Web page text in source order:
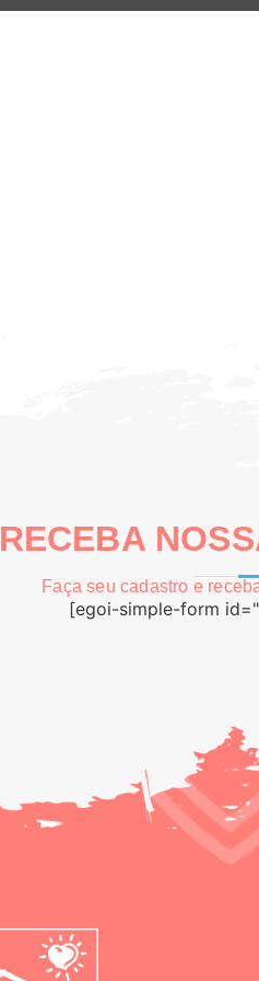
RECEBA
Faça seu cadastro e
[egoi-simple-form